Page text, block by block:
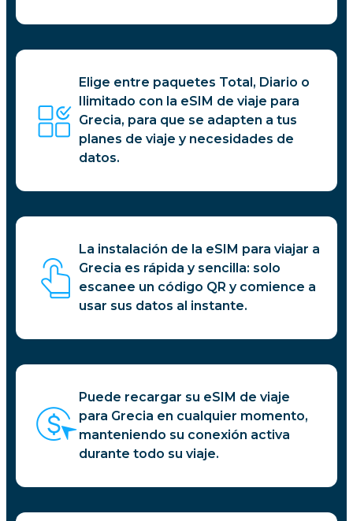
Elige entre paquetes Total, Diario o
Ilimitado con la eSIM de viaje para
Grecia, para que se adapten a tus
planes de viaje y necesidades de
datos.
La instalación de la eSIM para viajar a
Grecia es rápida y sencilla: solo
escanee un código QR y comience a
usar sus datos al instante.
Puede recargar su eSIM de viaje
para Grecia en cualquier momento,
manteniendo su conexión activa
durante todo su viaje.